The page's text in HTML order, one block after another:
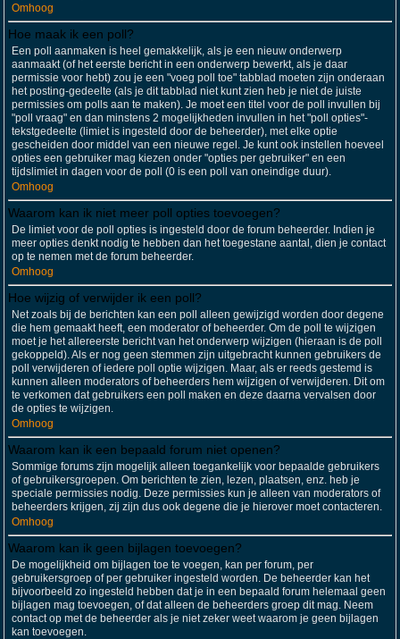
Omhoog
Hoe maak ik een poll?
Een poll aanmaken is heel gemakkelijk, als je een nieuw onderwerp
aanmaakt (of het eerste bericht in een onderwerp bewerkt, als je daar
permissie voor hebt) zou je een "voeg poll toe" tabblad moeten zijn onderaan
het posting-gedeelte (als je dit tabblad niet kunt zien heb je niet de juiste
permissies om polls aan te maken). Je moet een titel voor de poll invullen bij
"poll vraag" en dan minstens 2 mogelijkheden invullen in het "poll opties"-
tekstgedeelte (limiet is ingesteld door de beheerder), met elke optie
gescheiden door middel van een nieuwe regel. Je kunt ook instellen hoeveel
opties een gebruiker mag kiezen onder "opties per gebruiker" en een
tijdslimiet in dagen voor de poll (0 is een poll van oneindige duur).
Omhoog
Waarom kan ik niet meer poll opties toevoegen?
De limiet voor de poll opties is ingesteld door de forum beheerder. Indien je
meer opties denkt nodig te hebben dan het toegestane aantal, dien je contact
op te nemen met de forum beheerder.
Omhoog
Hoe wijzig of verwijder ik een poll?
Net zoals bij de berichten kan een poll alleen gewijzigd worden door degene
die hem gemaakt heeft, een moderator of beheerder. Om de poll te wijzigen
moet je het allereerste bericht van het onderwerp wijzigen (hieraan is de poll
gekoppeld). Als er nog geen stemmen zijn uitgebracht kunnen gebruikers de
poll verwijderen of iedere poll optie wijzigen. Maar, als er reeds gestemd is
kunnen alleen moderators of beheerders hem wijzigen of verwijderen. Dit om
te verkomen dat gebruikers een poll maken en deze daarna vervalsen door
de opties te wijzigen.
Omhoog
Waarom kan ik een bepaald forum niet openen?
Sommige forums zijn mogelijk alleen toegankelijk voor bepaalde gebruikers
of gebruikersgroepen. Om berichten te zien, lezen, plaatsen, enz. heb je
speciale permissies nodig. Deze permissies kun je alleen van moderators of
beheerders krijgen, zij zijn dus ook degene die je hierover moet contacteren.
Omhoog
Waarom kan ik geen bijlagen toevoegen?
De mogelijkheid om bijlagen toe te voegen, kan per forum, per
gebruikersgroep of per gebruiker ingesteld worden. De beheerder kan het
bijvoorbeeld zo ingesteld hebben dat je in een bepaald forum helemaal geen
bijlagen mag toevoegen, of dat alleen de beheerders groep dit mag. Neem
contact op met de beheerder als je niet zeker weet waarom je geen bijlagen
kan toevoegen.